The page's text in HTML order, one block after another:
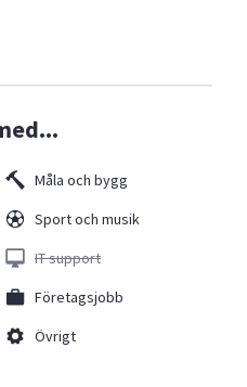
Måla och bygg
Sport och musik
IT support
Företagsjobb
Övrigt